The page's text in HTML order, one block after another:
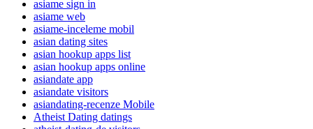
asiame sign in
asiame web
asiame-inceleme mobil
asian dating sites
asian hookup apps list
asian hookup apps online
asiandate app
asiandate visitors
asiandating-recenze Mobile
Atheist Dating datings